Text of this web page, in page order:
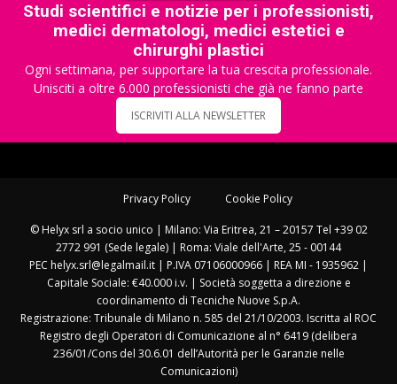
Studi scientifici e notizie per i professionisti,
medici dermatologi, medici estetici e
chirurghi plastici
Ogni settimana, per supportare la tua crescita professionale.
Unisciti a oltre 6.000 professionisti che già ne fanno parte
ISCRIVITI ALLA NEWSLETTER
Privacy Policy Cookie Policy
© Helyx srl a socio unico | Milano: Via Eritrea, 21 – 20157 Tel +39 02
2772 991 (Sede legale) | Roma: Viale dell'Arte, 25 - 00144
PEC helyx.srl@legalmail.it | P.IVA 07106000966 | REA MI - 1935962 |
Capitale Sociale: €40.000 i.v. | Società soggetta a direzione e
coordinamento di Tecniche Nuove S.p.A.
Registrazione: Tribunale di Milano n. 585 del 21/10/2003. Iscritta al ROC
Registro degli Operatori di Comunicazione al n° 6419 (delibera
236/01/Cons del 30.6.01 dell’Autorità per le Garanzie nelle
Comunicazioni)